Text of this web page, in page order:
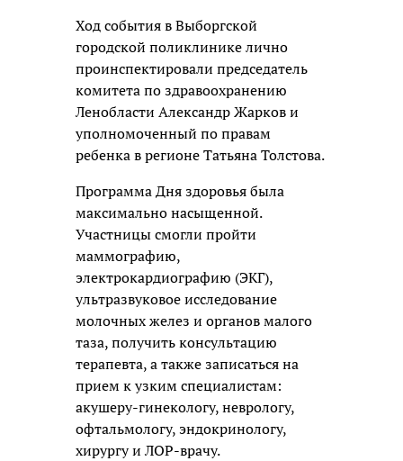
Ход события в Выборгской
городской поликлинике лично
проинспектировали председатель
комитета по здравоохранению
Ленобласти Александр Жарков и
уполномоченный по правам
ребенка в регионе Татьяна Толстова.
Программа Дня здоровья была
максимально насыщенной.
Участницы смогли пройти
маммографию,
электрокардиографию (ЭКГ),
ультразвуковое исследование
молочных желез и органов малого
таза, получить консультацию
терапевта, а также записаться на
прием к узким специалистам:
акушеру-гинекологу, неврологу,
офтальмологу, эндокринологу,
хирургу и ЛОР-врачу.